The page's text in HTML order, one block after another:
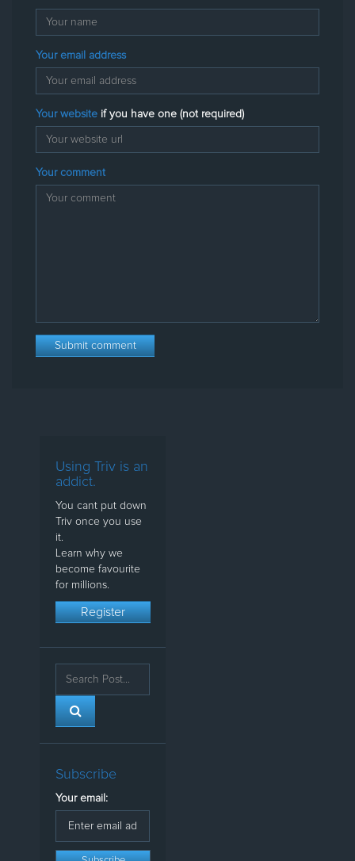
Your email address
Your website if you have one (not required)
Your comment
Using Triv is an
addict.
You cant put down
Triv once you use
it.
Learn why we
become favourite
for millions.
Register
Subscribe
Your email: